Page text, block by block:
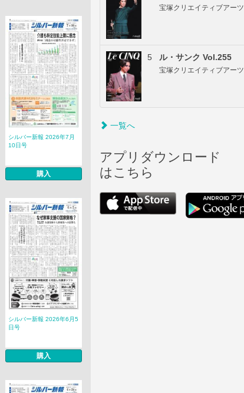
シルバー新報 2026年7月
10日号
購入
シルバー新報 2026年6月5
日号
購入
宝塚クリエイティブアーツ
5 ル・サンク Vol.255
宝塚クリエイティブアーツ
一覧へ
アプリダウンロード
はこちら